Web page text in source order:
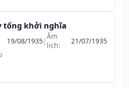
tổng khởi nghĩa
19/08/1935|Âm
lịch:
21/07/1935